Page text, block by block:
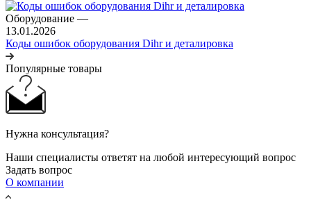
Оборудование —
13.01.2026
Коды ошибок оборудования Dihr и деталировка
Популярные товары
Нужна консультация?
Наши специалисты ответят на любой интересующий вопрос
Задать вопрос
О компании